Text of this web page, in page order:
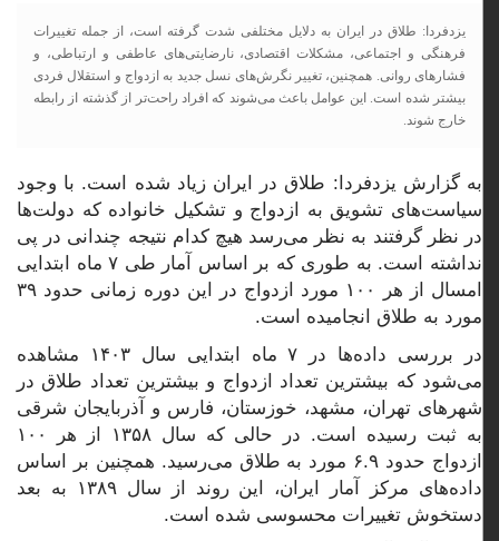
یزدفردا: طلاق در ایران به دلایل مختلفی شدت گرفته است، از جمله تغییرات
فرهنگی و اجتماعی، مشکلات اقتصادی، نارضایتی‌های عاطفی و ارتباطی، و
فشارهای روانی. همچنین، تغییر نگرش‌های نسل جدید به ازدواج و استقلال فردی
بیشتر شده است. این عوامل باعث می‌شوند که افراد راحت‌تر از گذشته از رابطه
خارج شوند.
به گزارش یزدفردا: طلاق در ایران زیاد شده است. با وجود
سیاست‌های تشویق به ازدواج و تشکیل خانواده که دولت‌ها
در نظر گرفتند به نظر می‌رسد هیچ کدام نتیجه چندانی در پی
نداشته است. به طوری که بر اساس آمار طی ۷ ماه ابتدایی
امسال از هر ۱۰۰ مورد ازدواج در این دوره زمانی حدود ۳۹
مورد به طلاق انجامیده است.
در بررسی داده‌ها در ۷ ماه ابتدایی سال ۱۴۰۳ مشاهده
می‌شود که بیشترین تعداد ازدواج و بیشترین تعداد طلاق در
شهرهای تهران، مشهد، خوزستان، فارس و آذربایجان شرقی
به ثبت رسیده است. در حالی که سال ۱۳۵۸ از هر ۱۰۰
ازدواج حدود ۶.۹ مورد به طلاق می‌رسید. همچنین بر اساس
داده‌های مرکز آمار ایران، این روند از سال ۱۳۸۹ به بعد
دستخوش تغییرات محسوسی شده است.